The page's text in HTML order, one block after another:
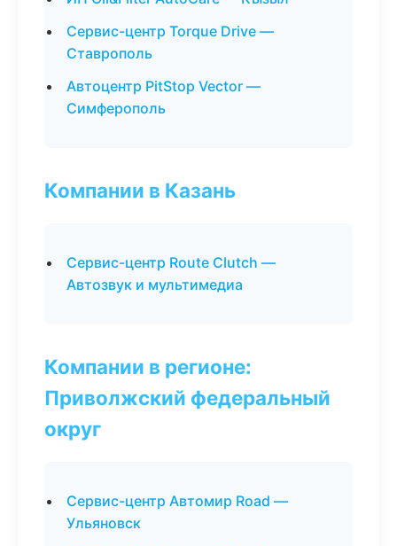
Сервис-центр Torque Drive —
Ставрополь
Автоцентр PitStop Vector —
Симферополь
Компании в Казань
Сервис-центр Route Clutch —
Автозвук и мультимедиа
Компании в регионе:
Приволжский федеральный
округ
Сервис-центр Автомир Road —
Ульяновск